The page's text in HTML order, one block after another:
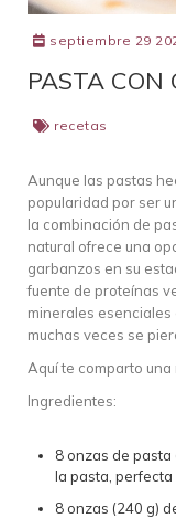
septiembre 29
PASTA CON
recetas
Aunque las pastas
popularidad por ser
la combinación de
natural ofrece una
garbanzos en su
fuente de proteínas
minerales esenciales
muchas veces se
Aquí te comparto
Ingredientes:
8 onzas de pasta
la pasta,
8 onzas (240 g)